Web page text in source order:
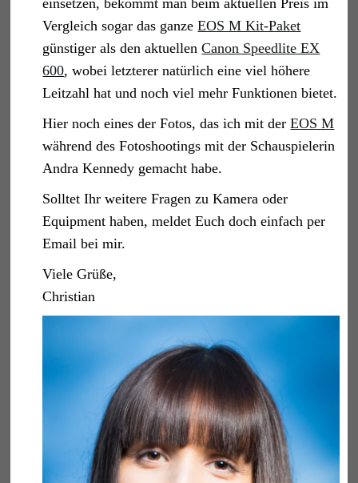
einsetzen, bekommt man beim aktuellen Preis im
Vergleich sogar das ganzeEOS M Kit-Paket
günstiger als den aktuellenCanon Speedlite EX
600, wobei letzterer natürlich eine viel höhere
Leitzahl hat und noch viel mehr Funktionen bietet.
Hier noch eines der Fotos, das ich mit derEOS M
während des Fotoshootings mit der Schauspielerin
Andra Kennedy gemacht habe.
Solltet Ihr weitere Fragen zu Kamera oder
Equipment haben, meldet Euch doch einfach per
Email bei mir.
Viele Grüße,
Christian